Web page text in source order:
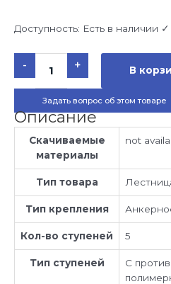
Доступность: Есть в наличии ✓
-
Количество
товара
Лестница
MU-
515
(5
ступеней),
усиленная
+ В
Задать вопрос об этом товаре
Описание
Скачиваемые
материалы
not
Тип товара
Тип крепления
Кол-во ступеней 5
Тип ступеней
С